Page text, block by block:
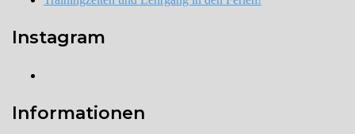
Instagram
Informationen